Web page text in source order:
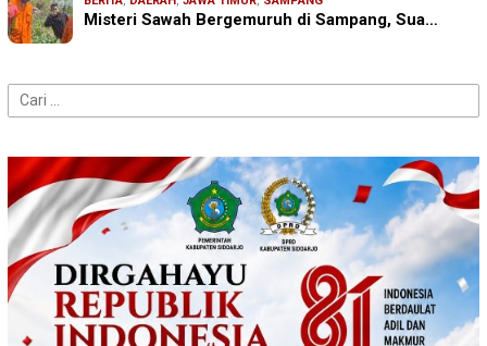
Misteri Sawah Bergemuruh di Sampang, Sua…
Cari
untuk: